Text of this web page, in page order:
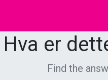
Hva er
Find the